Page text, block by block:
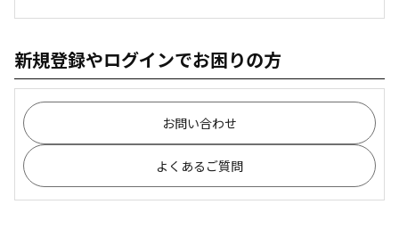
新規登録やログインでお困りの方
お問い合わせ
よくあるご質問